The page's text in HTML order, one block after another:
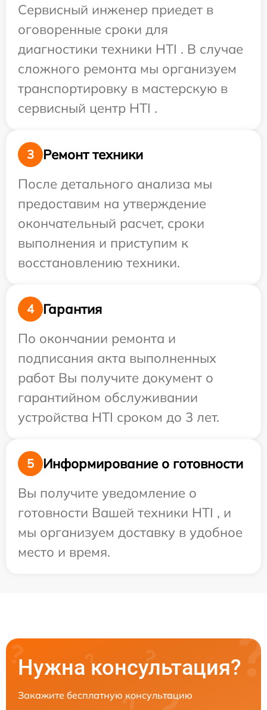
Сервисный инженер приедет в
оговоренные сроки для
диагностики техники HTI . В случае
сложного ремонта мы организуем
транспортировку в мастерскую в
сервисный центр HTI .
3
Ремонт техники
После детального анализа мы
предоставим на утверждение
окончательный расчет, сроки
выполнения и приступим к
восстановлению техники.
4
Гарантия
По окончании ремонта и
подписания акта выполненных
работ Вы получите документ о
гарантийном обслуживании
устройства HTI сроком до 3 лет.
5
Информирование о готовности
Вы получите уведомление о
готовности Вашей техники HTI , и
мы организуем доставку в удобное
место и время.
Нужна консультация?
Закажите бесплатную консультацию